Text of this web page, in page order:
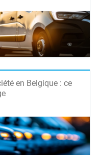
en Belgique : ce